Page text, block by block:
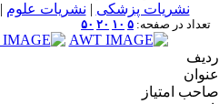
نشریات پزشکی | نشریات علوم |
تعداد در صفحه: ۵ ۱۰ ۲۰ ۵۰
ردیف
عنوان
صاحب امتیاز